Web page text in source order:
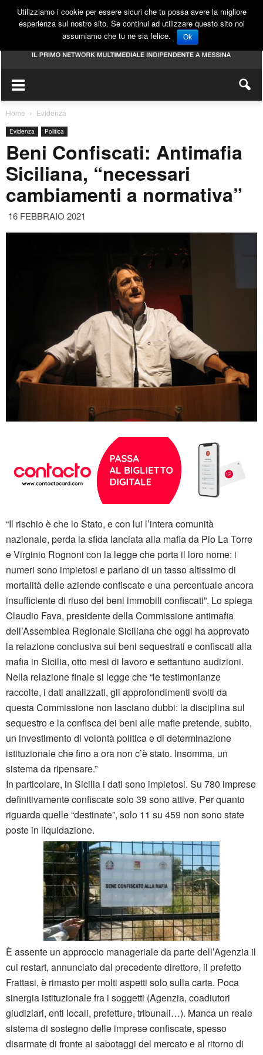
Home Evidenza
Evidenza Politica
Beni Confiscati: Antimafia
Siciliana, “necessari
cambiamenti a normativa”
16 FEBBRAIO 2021
“Il rischio è che lo Stato, e con lui l’intera comunità
nazionale, perda la sfida lanciata alla mafia da Pio La Torre
e Virginio Rognoni con la legge che porta il loro nome: i
numeri sono impietosi e parlano di un tasso altissimo di
mortalità delle aziende confiscate e una percentuale ancora
insufficiente di riuso dei beni immobili confiscati”. Lo spiega
Claudio Fava, presidente della Commissione antimafia
dell’Assemblea Regionale Siciliana che oggi ha approvato
la relazione conclusiva sui beni sequestrati e confiscati alla
mafia in Sicilia, otto mesi di lavoro e settantuno audizioni.
Nella relazione finale si legge che “le testimonianze
raccolte, i dati analizzati, gli approfondimenti svolti da
questa Commissione non lasciano dubbi: la disciplina sul
sequestro e la confisca dei beni alle mafie pretende, subito,
un investimento di volontà politica e di determinazione
istituzionale che fino a ora non c’è stato. Insomma, un
sistema da ripensare.”
In particolare, in Sicilia i dati sono impietosi. Su 780 imprese
definitivamente confiscate solo 39 sono attive. Per quanto
riguarda quelle “destinate”, solo 11 su 459 non sono state
poste in liquidazione.
È assente un approccio manageriale da parte dell’Agenzia il
cui restart, annunciato dal precedente direttore, il prefetto
Frattasi, è rimasto per molti aspetti solo sulla carta. Poca
sinergia istituzionale fra i soggetti (Agenzia, coadiutori
giudiziari, enti locali, prefetture, tribunali…). Manca un reale
sistema di sostegno delle imprese confiscate, spesso
disarmate di fronte ai sabotaggi del mercato e al ritorno di
Utilizziamo i cookie per essere sicuri che tu possa avere la migliore
esperienza sul nostro sito. Se continui ad utilizzare questo sito noi
assumiamo che tu ne sia felice.
Ok